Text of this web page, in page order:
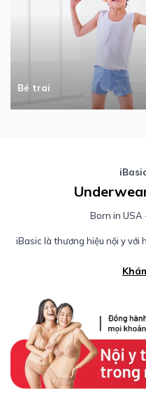
Bé trai
Born in USA
iBasic là thương hiệu nội y với
Việt, giá hợp lý dành cho nữ,
thân cùng gia